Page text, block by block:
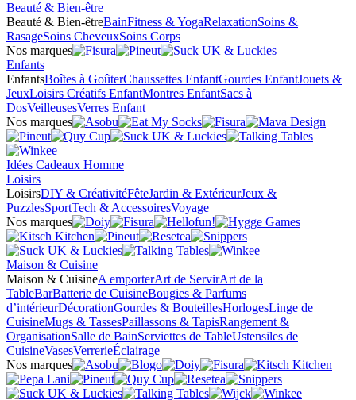
Beauté & Bien-être
Beauté & Bien-êtreBainFitness & YogaRelaxationSoins &
RasageSoins CheveuxSoins Corps
Nos marques
Enfants
EnfantsBoîtes à GoûterChaussettes EnfantGourdes EnfantJouets &
JeuxLoisirs Créatifs EnfantMontres EnfantSacs à
DosVeilleusesVerres Enfant
Nos marques
Idées Cadeaux Homme
Loisirs
LoisirsDIY & CréativitéFêteJardin & ExtérieurJeux &
PuzzlesSportTech & AccessoiresVoyage
Nos marques
Maison & Cuisine
Maison & CuisineA emporterArt de ServirArt de la
TableBarBatterie de CuisineBougies & Parfums
d’intérieurDécorationGourdes & BouteillesHorlogesLinge de
CuisineMugs & TassesPaillassons & TapisRangement &
OrganisationSalle de BainServiettes de TableUstensiles de
CuisineVasesVerrerieÉclairage
Nos marques